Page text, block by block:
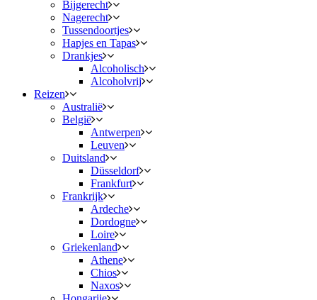
Bijgerecht
Nagerecht
Tussendoortjes
Hapjes en Tapas
Drankjes
Alcoholisch
Alcoholvrij
Reizen
Australië
België
Antwerpen
Leuven
Duitsland
Düsseldorf
Frankfurt
Frankrijk
Ardeche
Dordogne
Loire
Griekenland
Athene
Chios
Naxos